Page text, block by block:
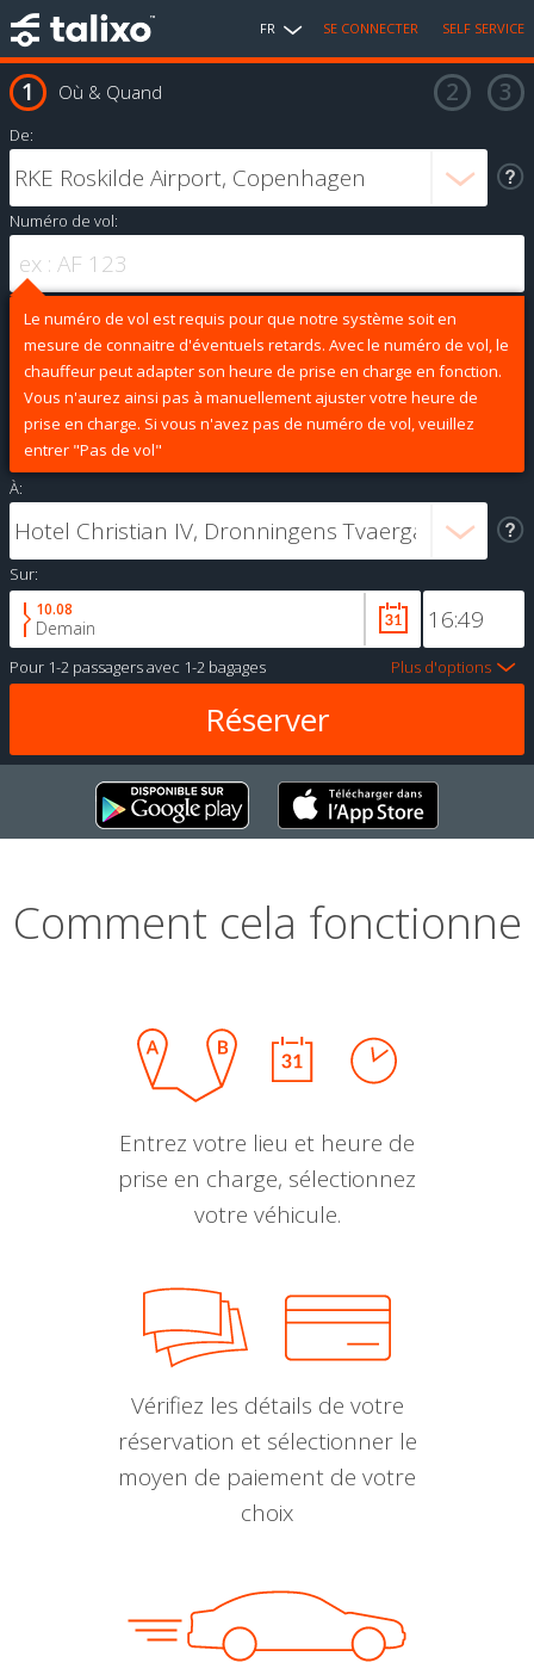
FR SE CONNECTER SELF SERVICE
Où & Quand
De:
Numéro de vol:
Le numéro de vol est requis pour que notre système soit en
mesure de connaitre d'éventuels retards. Avec le numéro de vol, le
chauffeur peut adapter son heure de prise en charge en fonction.
Vous n'aurez ainsi pas à manuellement ajuster votre heure de
prise en charge. Si vous n'avez pas de numéro de vol, veuillez
entrer "Pas de vol"
À:
Sur:
10.08
Demain
Pour 1-2 passagersavec 1-2 bagages Plus d'options
Comment cela fonctionne
Entrez votre lieu et heure de
prise en charge, sélectionnez
votre véhicule.
Vérifiez les détails de votre
réservation et sélectionner le
moyen de paiement de votre
choix